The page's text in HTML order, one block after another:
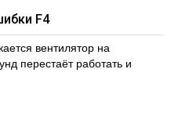
F4
вентилятор на
перестаёт работать и